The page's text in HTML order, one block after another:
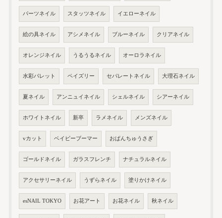
パーツネイル スタッツネイル イエローネイル
絵の具ネイル アシメネイル ブルーネイル クリアネイル
オレンジネイル うるうるネイル オーロラネイル
水彩パレット ペイズリー セパレートネイル 大理石ネイル
夏ネイル アンニュイネイル シェルネイル シアーネイル
ホワイトネイル 新卒 ラメネイル メンズネイル
vカット ベイビーブーマー おぱんちゅうさぎ
ゴールドネイル ガラスフレンチ ナチュラルネイル
アクセサリーネイル うずらネイル 塗りかけネイル
esNAIL TOKYO お花アート お花ネイル 秋ネイル